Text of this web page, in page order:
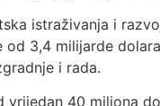
istraživanja i
3,4 milijarde
i rada.
40 miliona